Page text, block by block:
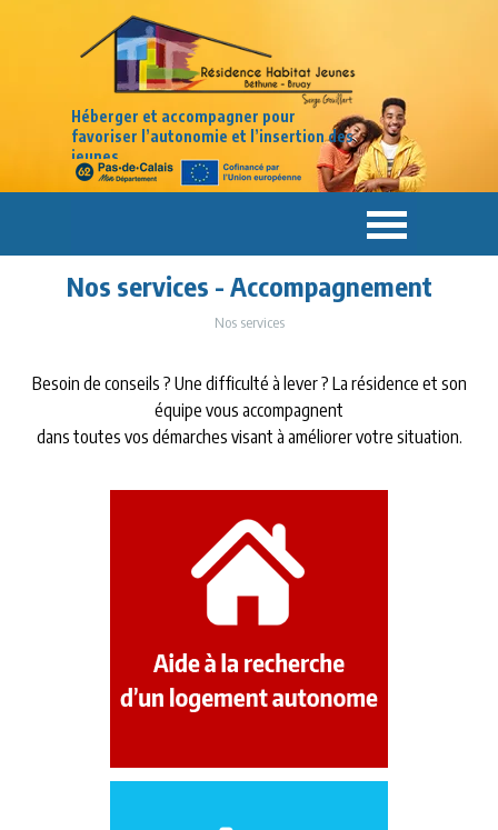
Héberger et accompagner pour
favoriser l’autonomie et l’insertion des
jeunes
Nos services - Accompagnement
Nos services
Besoin de conseils ? Une difficulté à lever ? La résidence et son
équipe vous accompagnent
dans toutes vos démarches visant à améliorer votre situation.
En lien avec la Mission Locale
de l’Artois, la Résidence a créé
un CLLAJ : Comité Local pour
le Logement Autonome des Jeunes.
dans la recherche de logement
dans le parc privé, suivi de
vos demandes dans le parc social,